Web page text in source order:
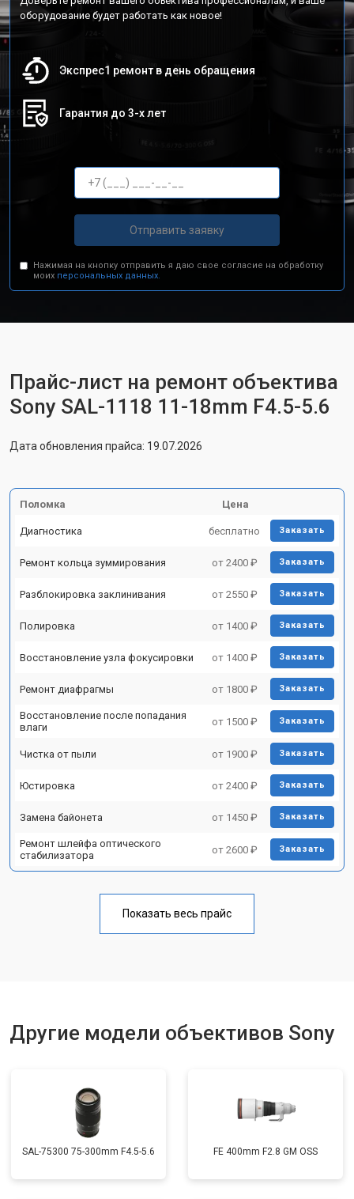
оборудование будет работать как новое!
Экспрес1 ремонт в день обращения
Гарантия до 3-х лет
Отправить заявку
Нажимая на кнопку отправить я даю свое согласие на обработку
моих персональных данных.
Прайс-лист на ремонт объектива
Sony SAL-1118 11-18mm F4.5-5.6
Дата обновления прайса: 19.07.2026
Поломка Цена
Диагностика бесплатно Заказать
Ремонт кольца зуммирования от 2400 ₽ Заказать
Разблокировка заклинивания от 2550 ₽ Заказать
Полировка от 1400 ₽ Заказать
Восстановление узла фокусировки от 1400 ₽ Заказать
Ремонт диафрагмы от 1800 ₽ Заказать
Восстановление после попадания
влаги
от 1500 ₽ Заказать
Чистка от пыли от 1900 ₽ Заказать
Юстировка от 2400 ₽ Заказать
Замена байонета от 1450 ₽ Заказать
Ремонт шлейфа оптического
стабилизатора
от 2600 ₽ Заказать
Показать весь прайс
Другие модели объективов Sony
SAL-75300 75-300mm F4.5-5.6 FE 400mm F2.8 GM OSS